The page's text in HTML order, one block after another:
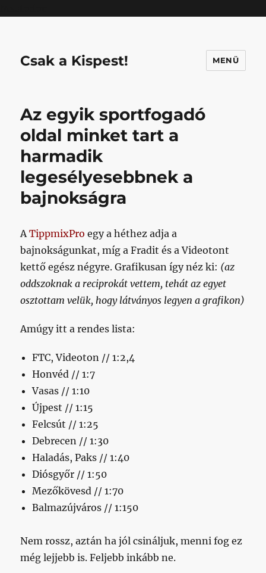
Csak a Kispest! MENÜ
Az egyik sportfogadó
oldal minket tart a
harmadik
legesélyesebbnek a
bajnokságra
ATippmixPro egy a héthez adja a
bajnokságunkat, míg a Fradit és a Videotont
kettő egész négyre. Grafikusan így néz ki: (az
oddszoknak a reciprokát vettem, tehát az egyet
osztottam velük, hogy látványos legyen a grafikon)
Amúgy itt a rendes lista:
FTC, Videoton // 1:2,4
Honvéd // 1:7
Vasas // 1:10
Újpest // 1:15
Felcsút // 1:25
Debrecen // 1:30
Haladás, Paks // 1:40
Diósgyőr // 1:50
Mezőkövesd // 1:70
Balmazújváros // 1:150
Nem rossz, aztán ha jól csináljuk, menni fog ez
még lejjebb is. Feljebb inkább ne.